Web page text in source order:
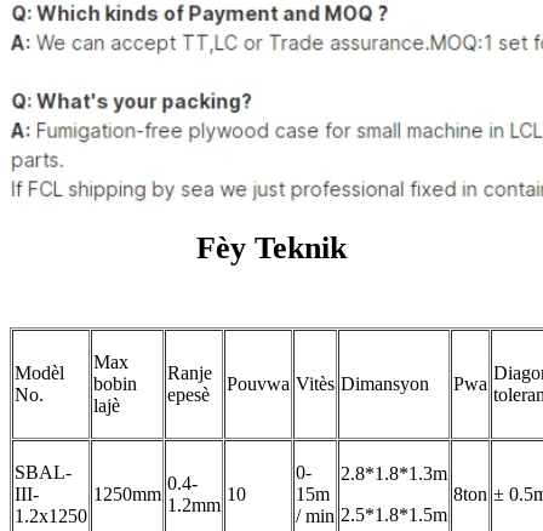
Fèy Teknik
Modèl
No.
Max
bobin
lajè
Ranje
epesè
Pouvwa Vitès Dimansyon Pwa
SBAL-
III-
1.2x1250
1250mm
0.4-
1.2mm
10
0-
15m
/ min
2.8*1.8*1.3m
2.5*1.8*1.5m
8ton ±